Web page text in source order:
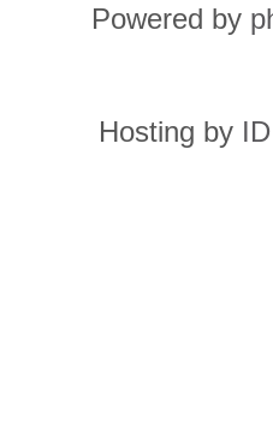
Powered by
Hosting by